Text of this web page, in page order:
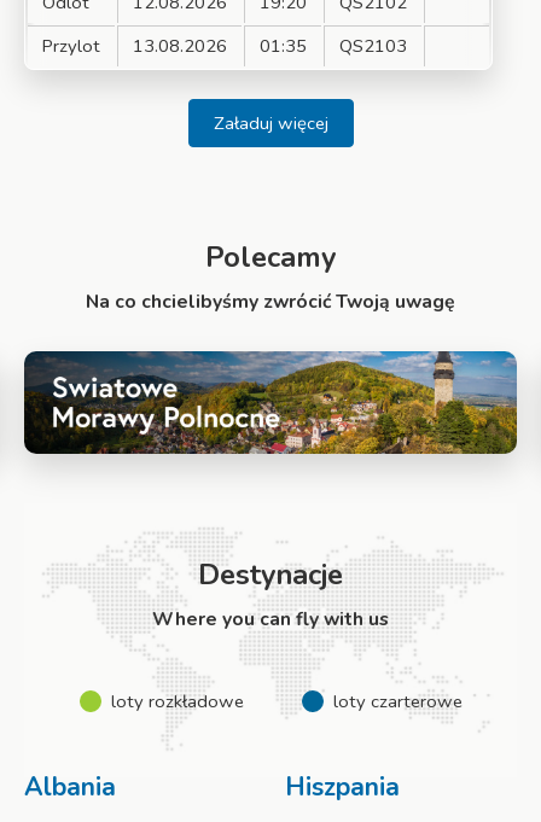
Przylot
13.08.2026 01:35 QS2103
Załaduj więcej
Polecamy
Na co chcielibyśmy zwrócić Twoją uwagę
Destynacje
Where you can fly with us
loty rozkładowe loty czarterowe
Albania Hiszpania